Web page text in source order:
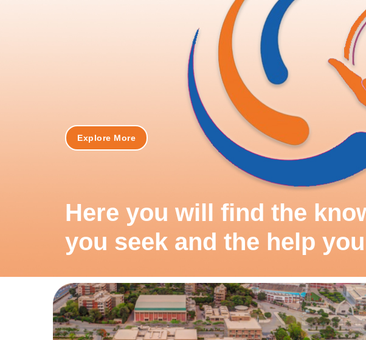
Here you will find the
you seek and the help
Explore More